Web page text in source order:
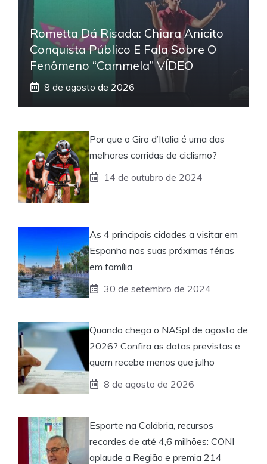
Rometta Dá Risada: Chiara Anicito
Conquista Público E Fala Sobre O
Fenômeno “Cammela” VÍDEO
8 de agosto de 2026
Por que o Giro d’Italia é uma das
melhores corridas de ciclismo?
14 de outubro de 2024
As 4 principais cidades a visitar em
Espanha nas suas próximas férias
em família
30 de setembro de 2024
Quando chega o NASpI de agosto de
2026? Confira as datas previstas e
quem recebe menos que julho
8 de agosto de 2026
Esporte na Calábria, recursos
recordes de até 4,6 milhões: CONI
aplaude a Região e premia 214